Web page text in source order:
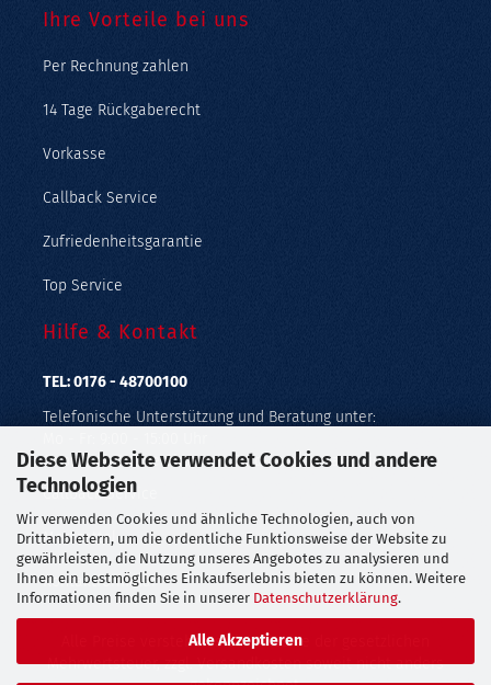
Diese Webseite verwendet Cookies und andere
Technologien
Wir verwenden Cookies und ähnliche Technologien, auch von
Drittanbietern, um die ordentliche Funktionsweise der Website zu
gewährleisten, die Nutzung unseres Angebotes zu analysieren und
Ihnen ein bestmögliches Einkaufserlebnis bieten zu können. Weitere
Informationen finden Sie in unserer Datenschutzerklärung.
Alle Akzeptieren
Ihre Vorteile bei uns
Per Rechnung zahlen
14 Tage Rückgaberecht
Vorkasse
Callback Service
Zufriedenheitsgarantie
Top Service
Hilfe & Kontakt
TEL: 0176 - 48700100
Telefonische Unterstützung und Beratung unter:
Geprüfter Online Shop mit Geld-zurück-Garantie.
Callback Service
Merkzettel
Kontaktformular
Alle Preise verstehen sich inklusive der gesetzlichen
Mehrwertsteuer, zzgl.Versandkostensoweit nicht anders